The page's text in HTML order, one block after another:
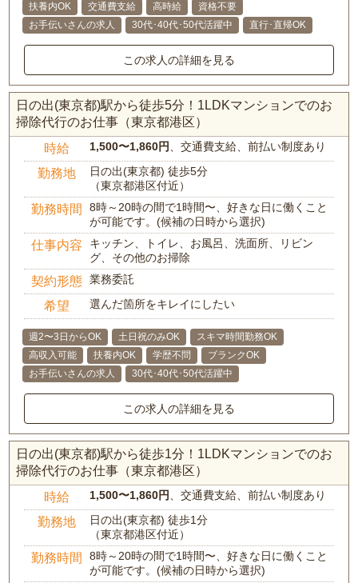
扶養内OK
交通費支給 高時給
資格不要
お手伝いさんの求人
30代･40代･50代活躍中 直行･直帰OK
この求人の詳細を見る
日の出(東京都)駅から徒歩5分！1LDKマンションでのお
掃除代行のお仕事（東京都港区）
時給 1,500〜1,860円、交通費支給、前払い制度あり
勤務地
日の出(東京都) 徒歩5分
（東京都港区付近）
勤務時間
8時～20時の間で1時間〜、好きな日に働くこと
が可能です。(候補の日時から選択)
仕事内容
キッチン、トイレ、お風呂、洗面所、リビン
グ、その他のお掃除
契約形態 業務委託
希望 選んだ箇所をキレイにしたい
週2〜3日からOK 土日祝のみOK
スキマ時間勤務OK
高収入可能
扶養内OK 学歴不問
ブランクOK
お手伝いさんの求人
30代･40代･50代活躍中
この求人の詳細を見る
日の出(東京都)駅から徒歩1分！1LDKマンションでのお
掃除代行のお仕事（東京都港区）
時給 1,500〜1,860円、交通費支給、前払い制度あり
勤務地
日の出(東京都) 徒歩1分
（東京都港区付近）
勤務時間
8時～20時の間で1時間〜、好きな日に働くこと
が可能です。(候補の日時から選択)